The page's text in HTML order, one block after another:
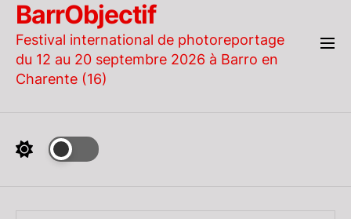
Skip
the
content
BarrObjectif
Festival international de photoreportage
du 12 au 20 septembre 2026 à Barro en
Charente (16)